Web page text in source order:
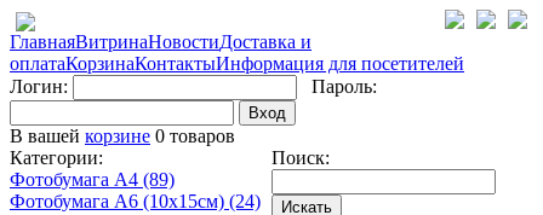
ГлавнаяВитринаНовостиДоставка и
оплатаКорзинаКонтактыИнформация для посетителей
Логин:
Пароль:
Вход
В вашей корзине 0 товаров
Категории:
Фотобумага A4 (89)
Фотобумага A6 (10х15см) (24)
Поиск: